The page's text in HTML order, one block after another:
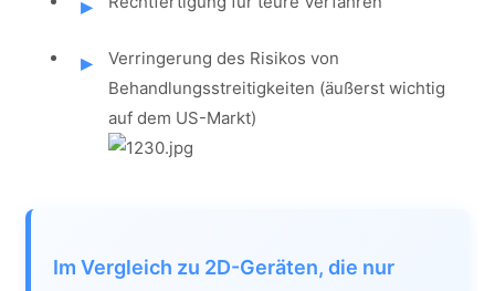
Verringerung des Risikos von
Behandlungsstreitigkeiten (äußerst wichtig
auf dem US-Markt)
Im Vergleich zu 2D-Geräten, die nur